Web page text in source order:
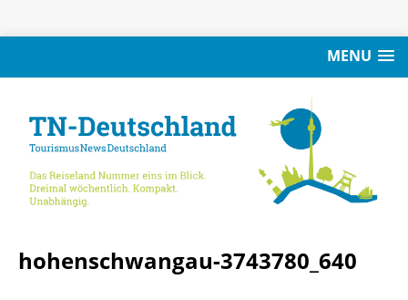
MENU
hohenschwangau-3743780_640